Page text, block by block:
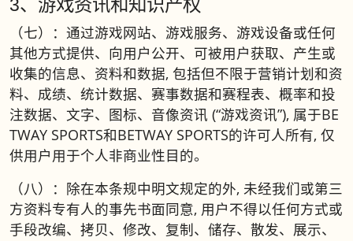
3、游戏资讯和知识产权
（七）：通过游戏网站、游戏服务、游戏设备或任何
其他方式提供、向用户公开、可被用户获取、产生或
收集的信息、资料和数据, 包括但不限于营销计划和资
料、成绩、统计数据、赛事数据和赛程表、概率和投
注数据、文字、图标、音像资讯 (“游戏资讯”), 属于BE
TWAY SPORTS和BETWAY SPORTS的许可人所有, 仅
供用户用于个人非商业性目的。
（八）：除在本条规中明文规定的外, 未经我们或第三
方资料专有人的事先书面同意, 用户不得以任何方式或
手段改编、拷贝、修改、复制、储存、散发、展示、